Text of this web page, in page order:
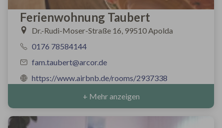
Ferienwohnung Taubert
Dr.-Rudi-Moser-Straße 16, 99510 Apolda
0176 78584144
fam.taubert@arcor.de
https://www.airbnb.de/rooms/2937338
+ Mehr anzeigen